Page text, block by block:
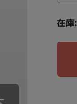
在庫: